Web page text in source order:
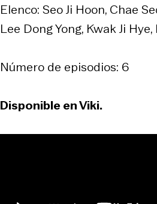
Elenco: Seo Ji Hoon, Chae
Lee Dong Yong, Kwak Ji
Número de episodios: 6
Disponible en Viki.